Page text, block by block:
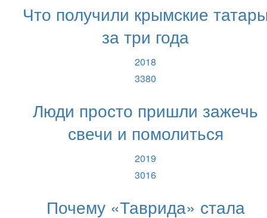
Что получили крымские
за три года
2018
3380
Люди просто пришли зажечь
свечи и помолиться
2019
3016
Почему «Таврида» стала